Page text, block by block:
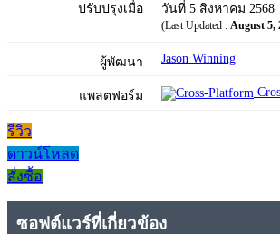
ปรับปรุงเมื่อ วันที่ 5 สิงหาคม 2568
(Last Updated : August 5,
ผู้พัฒนา Jason Winning
แพลตฟอร์ม
รีวิว
ดาวน์โหลด
สั่งซื้อ
ซอฟต์แวร์ที่เกี่ยวข้อง